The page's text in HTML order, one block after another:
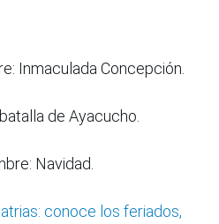
Inmaculada Concepción.
de Ayacucho.
Navidad.
conoce los feriados,